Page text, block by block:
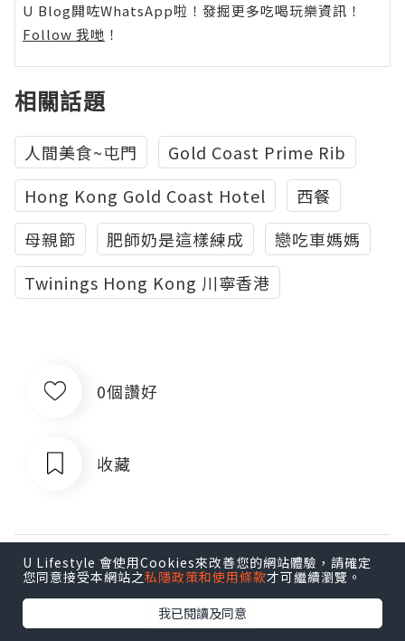
U Blog開咗WhatsApp啦！發掘更多吃喝玩樂資訊！
Follow 我哋 ！
相關話題
人間美食~屯門
Gold Coast Prime Rib
Hong Kong Gold Coast Hotel
西餐
母親節
肥師奶是這樣練成
戀吃車媽媽
Twinings Hong Kong 川寧香港
0個讚好
收藏
U Lifestyle 會使用Cookies來改善您的網站體驗，請確定
您同意接受本網站之私隱政策和使用條款才可繼續瀏覽。
我已閱讀及同意